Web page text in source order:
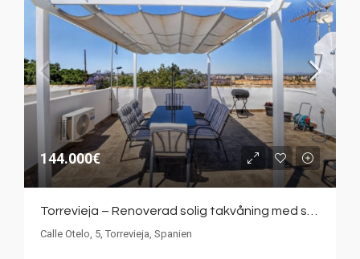
144.000€
Calle Otelo, 5, Torrevieja, Spanien